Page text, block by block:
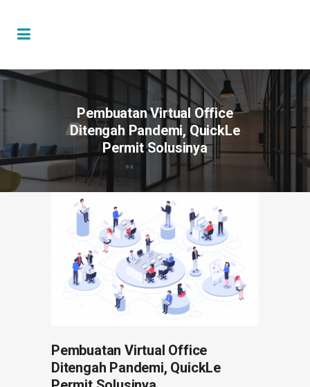
Pembuatan Virtual Office
Ditengah Pandemi, QuickLe
Permit Solusinya
Pembuatan Virtual Office
Ditengah Pandemi, QuickLe